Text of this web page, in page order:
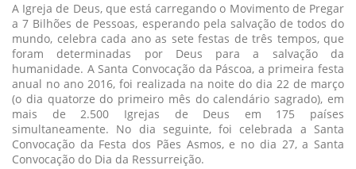
A Igreja de Deus, que está carregando o Movimento de Pregar
a 7 Bilhões de Pessoas, esperando pela salvação de todos do
mundo, celebra cada ano as sete festas de três tempos, que
foram determinadas por Deus para a salvação da
humanidade. A Santa Convocação da Páscoa, a primeira festa
anual no ano 2016, foi realizada na noite do dia 22 de março
(o dia quatorze do primeiro mês do calendário sagrado), em
mais de 2.500 Igrejas de Deus em 175 países
simultaneamente. No dia seguinte, foi celebrada a Santa
Convocação da Festa dos Pães Asmos, e no dia 27, a Santa
Convocação do Dia da Ressurreição.